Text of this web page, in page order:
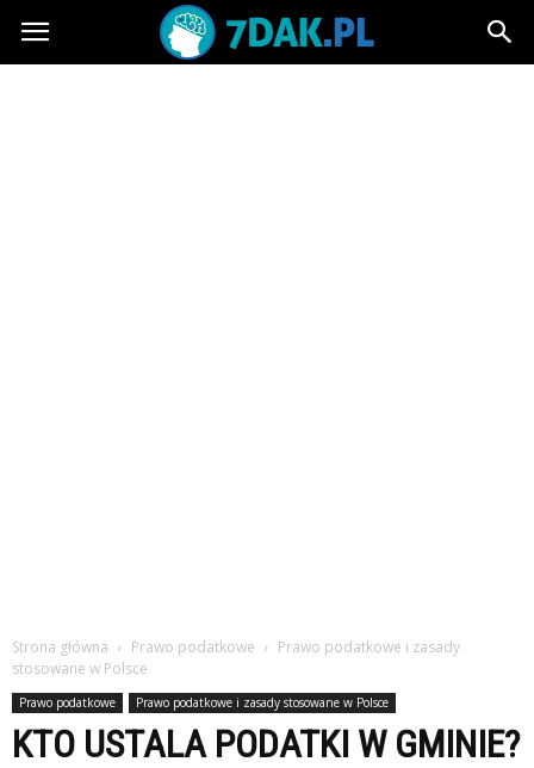
7dak.pl
Strona główna Prawo podatkowe
Prawo podatkowe i zasady
stosowane w Polsce
Prawo podatkowe Prawo podatkowe i zasady stosowane w Polsce
KTO USTALA PODATKI W GMINIE?